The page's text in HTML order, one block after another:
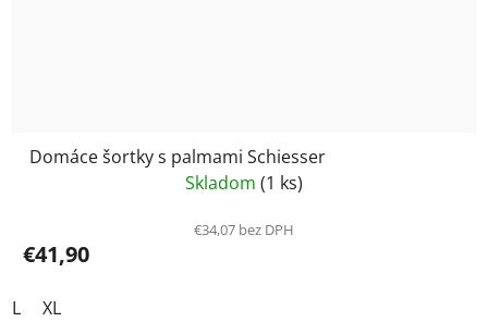
Domáce šortky s palmami Schiesser
Skladom (1 ks)
€34,07 bez DPH
€41,90
L XL